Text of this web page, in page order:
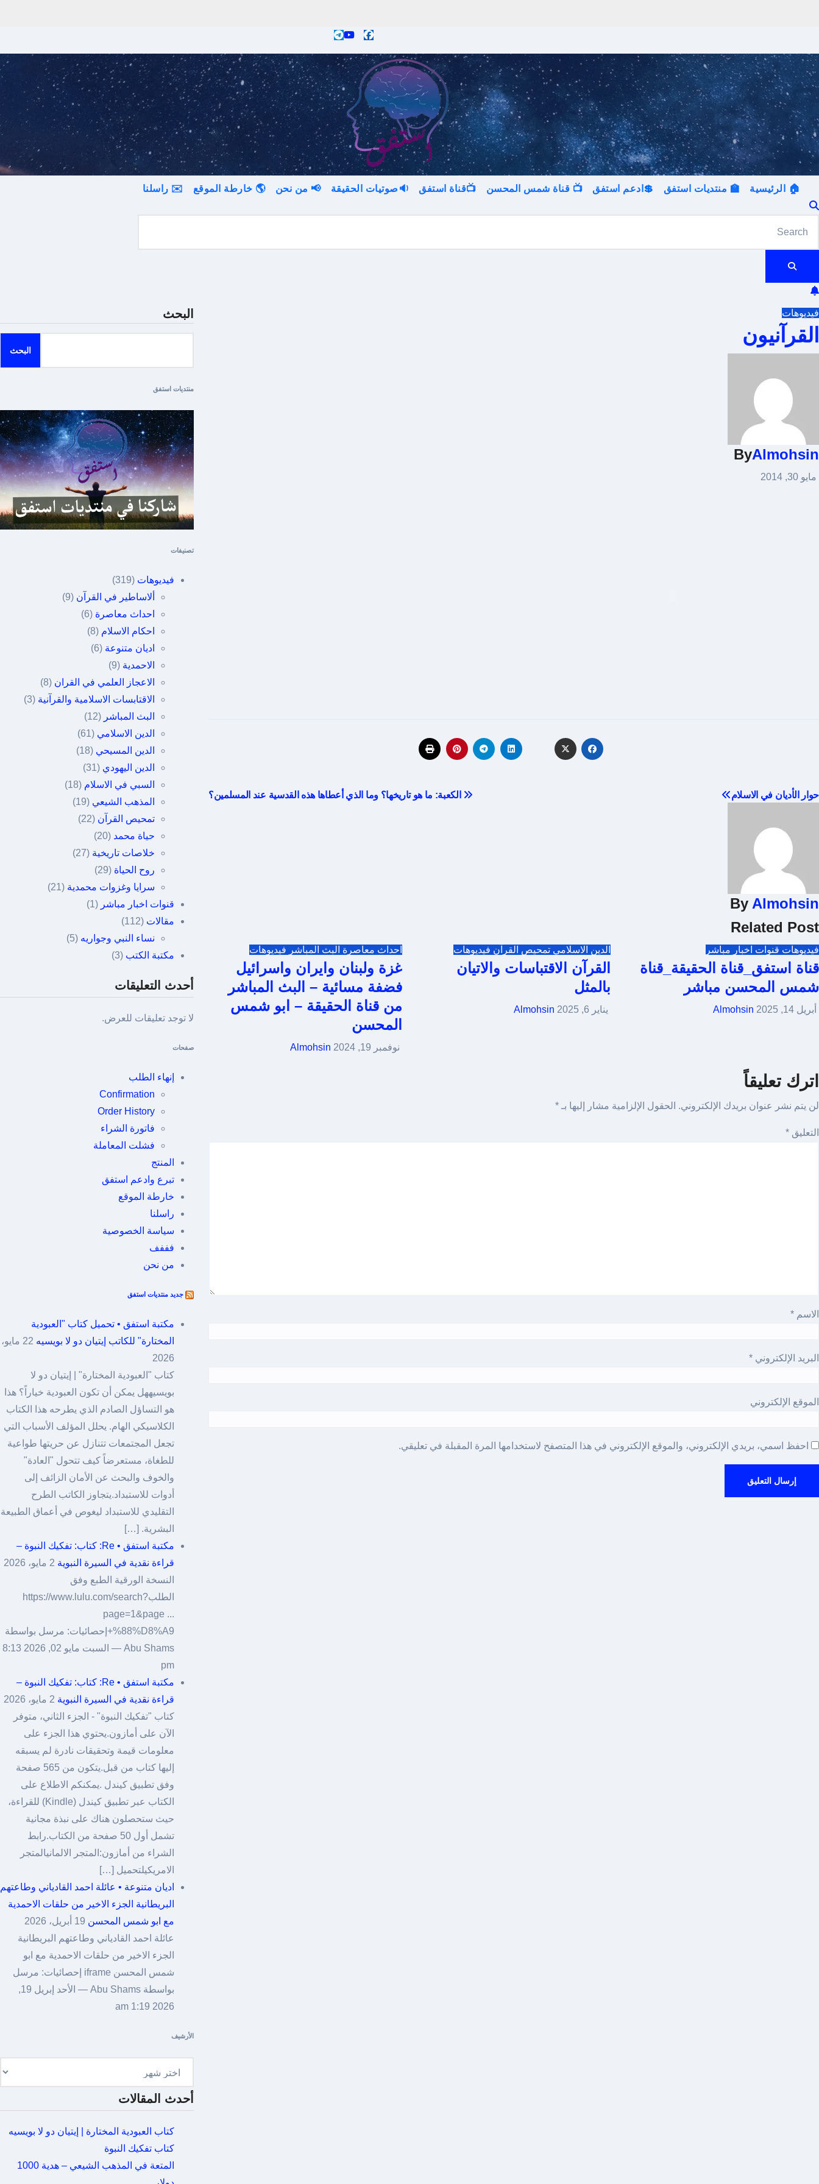
to
content
موقع استفق
🏠 الرئيسية 🏫 منتديات استفق 💲ادعم استفق 📺 قناة شمس المحسن 📺قناة استفق 🔉صوتيات الحقيقة 📢 من نحن 🌎 خارطة الموقع ✉️ راسلنا
فيديوهات
القرآنيون
ByAlmohsin
مايو 30, 2014
تصفّح
المقالات
حوار الأديان في الاسلام الكعبة: ما هو تاريخها؟ وما الذي أعطاها هذه القدسية عند المسلمين؟
By Almohsin
Related Post
فيديوهات قنوات اخبار مباشر
قناة استفق_قناة الحقيقة_قناة
شمس المحسن مباشر
أبريل 14, 2025 Almohsin
الدين الاسلامي تمحيص القرآن فيديوهات
القرآن الاقتباسات والاتيان
بالمثل
يناير 6, 2025 Almohsin
احداث معاصرة البث المباشر فيديوهات
غزة ولبنان وايران واسرائيل
فضفة مسائية – البث المباشر
من قناة الحقيقة – ابو شمس
المحسن
نوفمبر 19, 2024 Almohsin
اترك تعليقاً
لن يتم نشر عنوان بريدك الإلكتروني. الحقول الإلزامية مشار إليها بـ *
التعليق *
الاسم *
البريد الإلكتروني *
الموقع الإلكتروني
احفظ اسمي، بريدي الإلكتروني، والموقع الإلكتروني في هذا المتصفح لاستخدامها المرة المقبلة في تعليقي.
البحث
البحث
منتديات استفق
تصنيفات
فيديوهات (319)
ألاساطير في القرآن (9)
احداث معاصرة (6)
احكام الاسلام (8)
اديان متنوعة (6)
الاحمدية (9)
الاعجاز العلمي في القران (8)
الاقتابسات الاسلامية والقرآنية (3)
البث المباشر (12)
الدين الاسلامي (61)
الدين المسيحي (18)
الدين اليهودي (31)
السبي في الاسلام (18)
المذهب الشيعي (19)
تمحيص القرآن (22)
حياة محمد (20)
خلاصات تاريخية (27)
روح الحياة (29)
سرايا وغزوات محمدية (21)
قنوات اخبار مباشر (1)
مقالات (112)
نساء النبي وجواريه (5)
مكتبة الكتب (3)
أحدث التعليقات
لا توجد تعليقات للعرض.
صفحات
إنهاء الطلب
Confirmation
Order History
فاتورة الشراء
فشلت المعاملة
المنتج
تبرع وادعم استفق
خارطة الموقع
راسلنا
سياسة الخصوصية
فففف
من نحن
جديد منتديات استفق
مكتبة استفق • تحميل كتاب "العبودية
المختارة" للكاتب إيتيان دو لا بويسيه
22 مايو،
2026
كتاب "العبودية المختارة" | إيتيان دو لا
بويسيههل يمكن أن تكون العبودية خياراً؟ هذا
هو التساؤل الصادم الذي يطرحه هذا الكتاب
الكلاسيكي الهام. يحلل المؤلف الأسباب التي
تجعل المجتمعات تتنازل عن حريتها طواعية
للطغاة، مستعرضاً كيف تتحول "العادة"
والخوف والبحث عن الأمان الزائف إلى
أدوات للاستبداد.يتجاوز الكاتب الطرح
التقليدي للاستبداد ليغوص في أعماق الطبيعة
البشرية. […]
مكتبة استفق • Re: كتاب: تفكيك النبوة –
قراءة نقدية في السيرة النبوية 2 مايو، 2026
النسخة الورقية الطبع وفق
الطلبhttps://www.lulu.com/search?
page=1&page ...
%88%D8%A9+إحصائيات: مرسل بواسطة
Abu Shams — السبت مايو 02, 2026 8:13
pm
مكتبة استفق • Re: كتاب: تفكيك النبوة –
قراءة نقدية في السيرة النبوية 2 مايو، 2026
كتاب "تفكيك النبوة" - الجزء الثاني، متوفر
الآن على أمازون.​يحتوي هذا الجزء على
معلومات قيمة وتحقيقات نادرة لم يسبقه
إليها كتاب من قبل.يتكون من 565 صفحة
وفق تطبيق كيندل .​يمكنكم الاطلاع على
الكتاب عبر تطبيق كيندل (Kindle) للقراءة،
حيث ستحصلون هناك على نبذة مجانية
تشمل أول 50 صفحة من الكتاب.​رابط
الشراء من أمازون:المتجر الالمانيالمتجر
الامريكيلتحميل […]
اديان متنوعة • عائلة احمد القادياني وطاعتهم
البريطانية الجزء الاخير من حلقات الاحمدية
مع ابو شمس المحسن 19 أبريل، 2026
عائلة احمد القادياني وطاعتهم البريطانية
الجزء الاخير من حلقات الاحمدية مع ابو
شمس المحسن iframe إحصائيات: مرسل
بواسطة Abu Shams — الأحد إبريل 19,
2026 1:19 am
الأرشيف
أحدث المقالات
كتاب العبودية المختارة | إيتيان دو لا بويسيه
كتاب تفكيك النبوة
المتعة في المذهب الشيعي – هدية 1000